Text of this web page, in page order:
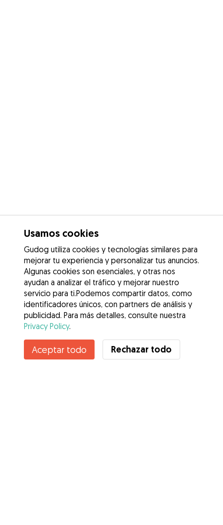
¿Conoces los Beneficios de Gudog? Ver más
Usamos cookies
Gudog utiliza cookies y tecnologías similares para
mejorar tu experiencia y personalizar tus anuncios.
Algunas cookies son esenciales, y otras nos
ayudan a analizar el tráfico y mejorar nuestro
servicio para ti.Podemos compartir datos, como
identificadores únicos, con partners de análisis y
publicidad. Para más detalles, consulte nuestra
Privacy Policy.
Aceptar todo Rechazar todo